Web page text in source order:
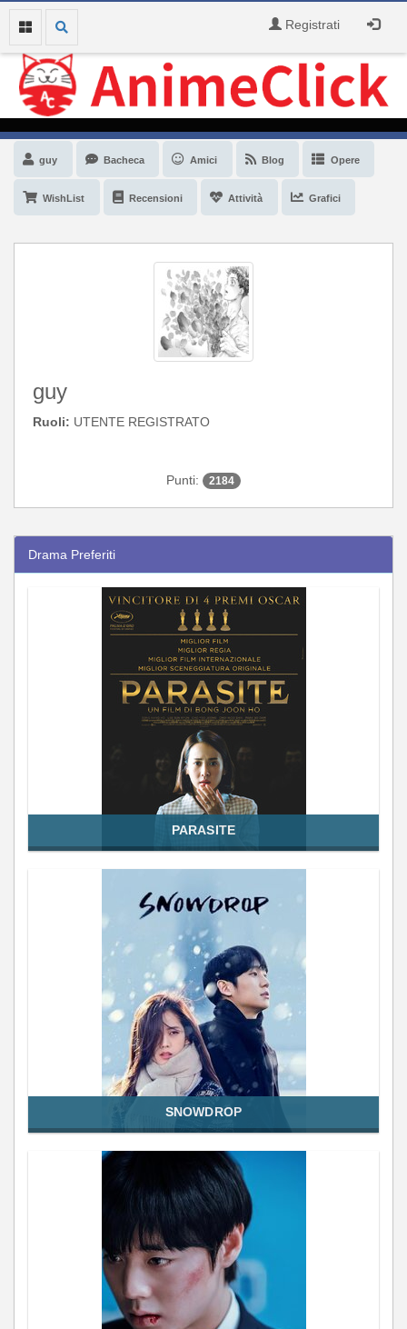
Registrati
guy Bacheca Amici Blog Opere
WishList Recensioni Attività Grafici
guy
Ruoli: UTENTE REGISTRATO
Punti: 2184
Drama Preferiti
PARASITE
SNOWDROP